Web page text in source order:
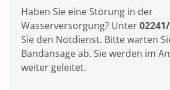
Haben Sie eine Störung in der
Wasserversorgung? Unter
Sie den Notdienst. Bitte warten
Bandansage ab. Sie werden im
weiter geleitet.